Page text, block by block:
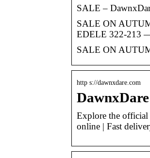
SALE –
SALE ON
EDELE 322-213
SALE ON
http s://dawnxdare.com
Explore the official
online | Fast